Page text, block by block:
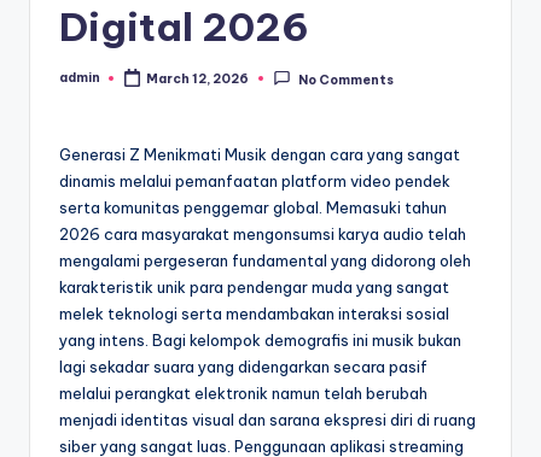
Digital 2026
Posted
admin March 12, 2026 No Comments
Generasi Z Menikmati Musik dengan cara yang sangat
dinamis melalui pemanfaatan platform video pendek
serta komunitas penggemar global. Memasuki tahun
2026 cara masyarakat mengonsumsi karya audio telah
mengalami pergeseran fundamental yang didorong oleh
karakteristik unik para pendengar muda yang sangat
melek teknologi serta mendambakan interaksi sosial
yang intens. Bagi kelompok demografis ini musik bukan
lagi sekadar suara yang didengarkan secara pasif
melalui perangkat elektronik namun telah berubah
menjadi identitas visual dan sarana ekspresi diri di ruang
siber yang sangat luas. Penggunaan aplikasi streaming